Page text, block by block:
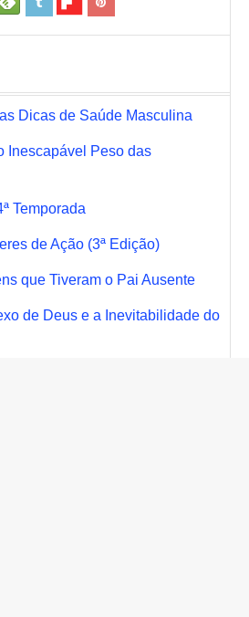
Dicas de Saúde Masculina
Inescapável Peso das
Temporada
de Ação (3ª Edição)
que Tiveram o Pai Ausente
de Deus e a Inevitabilidade do